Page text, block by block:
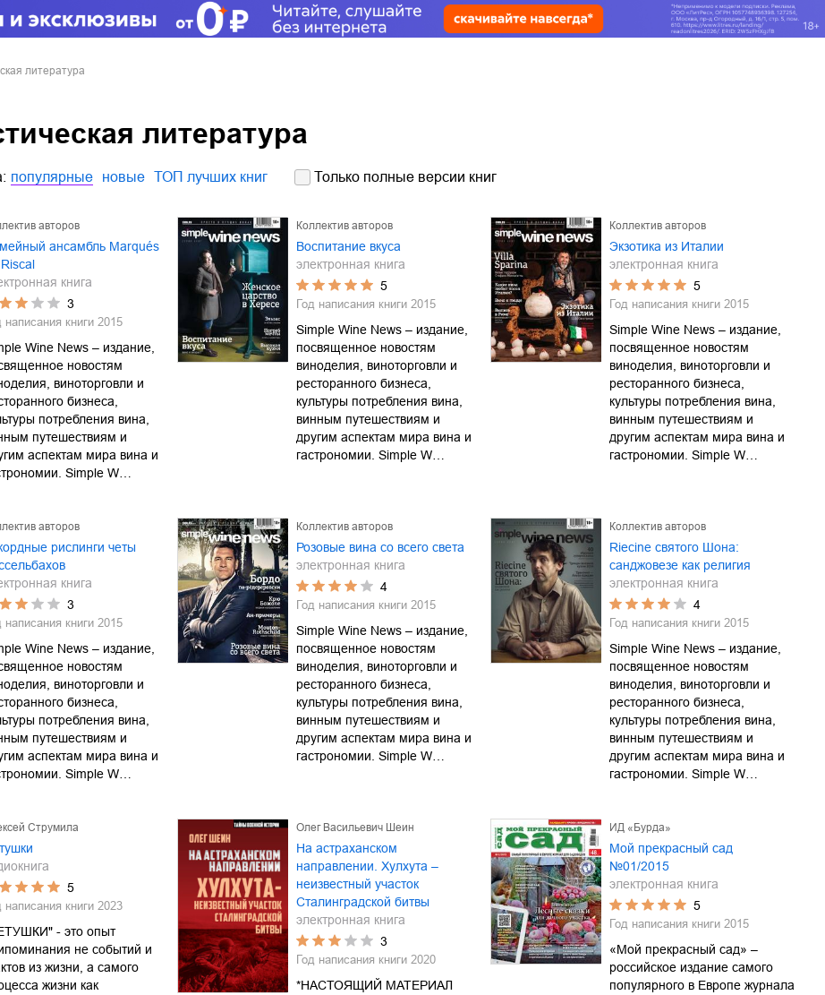
литература
литература
популярные новые ТОП лучших книг Только полные версии книг
авторов
ансамбль Marqués
книга
3
написания книги 2015
Wine News – издание,
новостям
виноторговли и
бизнеса,
потребления вина,
путешествиям и
аспектам мира вина и
Simple W…
Коллектив авторов
Воспитание вкуса
электронная книга
5
Год написания книги 2015
Simple Wine News – издание,
посвященное новостям
виноделия, виноторговли и
ресторанного бизнеса,
культуры потребления вина,
винным путешествиям и
другим аспектам мира вина и
гастрономии. Simple W…
Коллектив авторов
Экзотика из Италии
электронная книга
5
Год написания книги 2015
Simple Wine News – издание,
посвященное новостям
виноделия, виноторговли и
ресторанного бизнеса,
культуры потребления вина,
винным путешествиям и
другим аспектам мира вина и
гастрономии. Simple W…
авторов
рислинги четы
книга
3
написания книги 2015
Wine News – издание,
новостям
виноторговли и
бизнеса,
потребления вина,
путешествиям и
аспектам мира вина и
Simple W…
Коллектив авторов
Розовые вина со всего света
электронная книга
4
Год написания книги 2015
Simple Wine News – издание,
посвященное новостям
виноделия, виноторговли и
ресторанного бизнеса,
культуры потребления вина,
винным путешествиям и
другим аспектам мира вина и
гастрономии. Simple W…
Коллектив авторов
Riecine святого Шона:
санджовезе как религия
электронная книга
4
Год написания книги 2015
Simple Wine News – издание,
посвященное новостям
виноделия, виноторговли и
ресторанного бизнеса,
культуры потребления вина,
винным путешествиям и
другим аспектам мира вина и
гастрономии. Simple W…
Струмила
5
написания книги 2023
- это опыт
не событий и
из жизни, а самого
жизни как
Олег Васильевич Шеин
На астраханском
направлении. Хулхута –
неизвестный участок
Сталинградской битвы
электронная книга
3
Год написания книги 2020
*НАСТОЯЩИЙ МАТЕРИАЛ
ИД «Бурда»
Мой прекрасный сад
№01/2015
электронная книга
5
Год написания книги 2015
«Мой прекрасный сад» –
российское издание самого
популярного в Европе журнала